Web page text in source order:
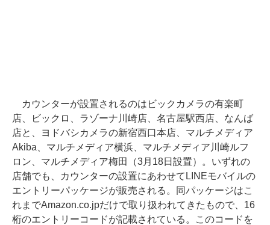
カウンターが設置されるのはビックカメラの有楽町
店、ビックロ、ラゾーナ川崎店、名古屋駅西店、なんば
店と、ヨドバシカメラの新宿西口本店、マルチメディア
Akiba、マルチメディア横浜、マルチメディア川崎ルフ
ロン、マルチメディア梅田（3月18日設置）。いずれの
店舗でも、カウンターの設置にあわせてLINEモバイルの
エントリーパッケージが販売される。同パッケージはこ
れまでAmazon.co.jpだけで取り扱われてきたもので、16
桁のエントリーコードが記載されている。このコードを